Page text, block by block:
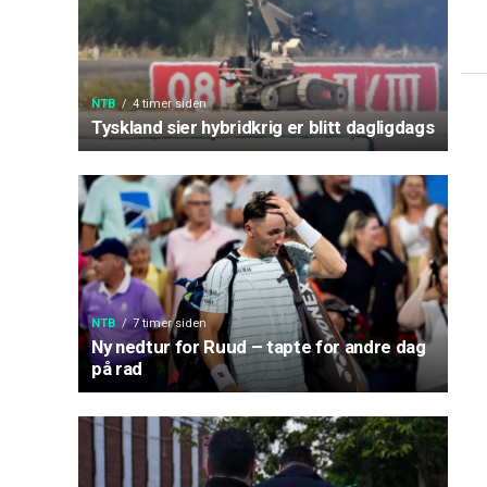
NTB 4 timer siden
Tyskland sier hybridkrig er blitt dagligdags
NTB 7 timer siden
Ny nedtur for Ruud – tapte for andre dag
på rad